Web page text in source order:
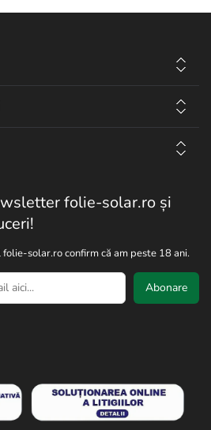
absorbtie pe suprafata solului,
si fara cute.
cuielor speciale sau al altor
si la intersectiile benzilor.
stofa pentru plantarea rasadurilor sau
folie-solar.ro și
solar.ro confirm că am peste 18 ani.
Abonare